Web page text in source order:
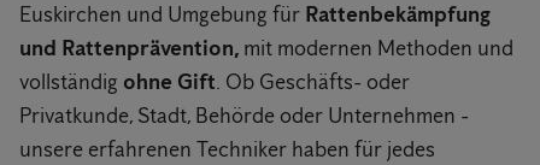
Euskirchen und Umgebung für Rattenbekämpfung
und Rattenprävention, mit modernen Methoden und
vollständig ohne Gift. Ob Geschäfts- oder
Privatkunde, Stadt, Behörde oder Unternehmen -
unsere erfahrenen Techniker haben für jedes